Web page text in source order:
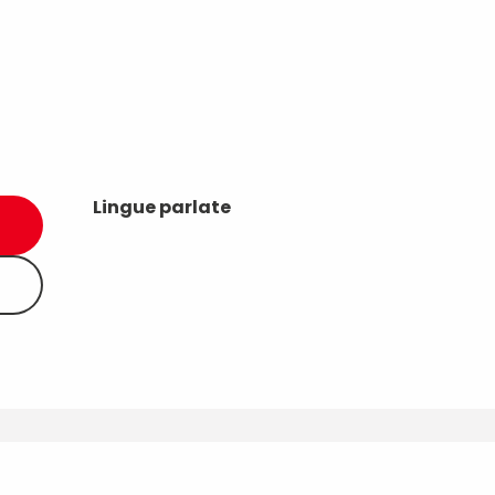
Lingue parlate
Lingue parlate